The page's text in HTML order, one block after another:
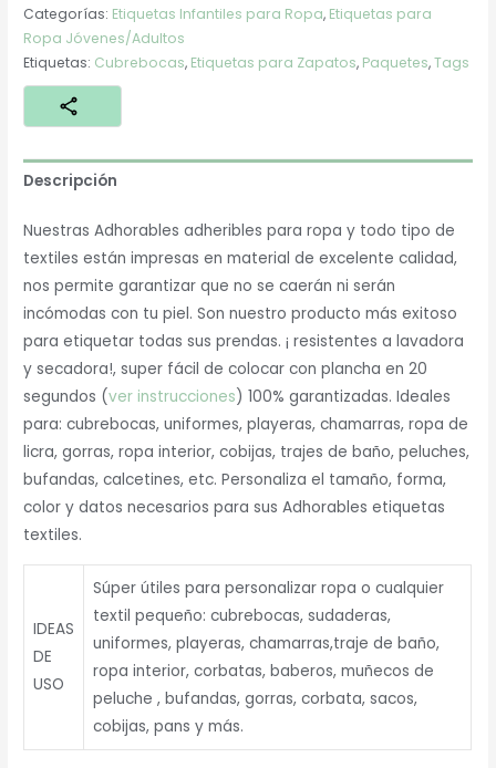
Categorías: Etiquetas Infantiles para Ropa, Etiquetas para
Ropa Jóvenes/Adultos
Etiquetas: Cubrebocas, Etiquetas para Zapatos, Paquetes,Tags
Descripción
Nuestras Adhorables adheribles para ropa y todo tipo de
textiles están impresas en material de excelente calidad,
nos permite garantizar que no se caerán ni serán
incómodas con tu piel. Son nuestro producto más exitoso
para etiquetar todas sus prendas. ¡ resistentes a lavadora
y secadora!, super fácil de colocar con plancha en 20
segundos (ver instrucciones) 100% garantizadas. Ideales
para: cubrebocas, uniformes, playeras, chamarras, ropa de
licra, gorras, ropa interior, cobijas, trajes de baño, peluches,
bufandas, calcetines, etc. Personaliza el tamaño, forma,
color y datos necesarios para sus Adhorables etiquetas
textiles.
IDEAS
DE
USO
Súper útiles para personalizar ropa o cualquier
textil pequeño: cubrebocas, sudaderas,
uniformes, playeras, chamarras,traje de baño,
ropa interior, corbatas, baberos, muñecos de
peluche , bufandas, gorras, corbata, sacos,
cobijas, pans y más.